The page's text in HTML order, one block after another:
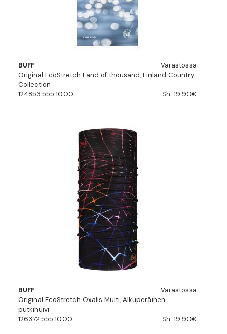
BUFF
Varastossa
Original EcoStretch Land of thousand, Finland Country
Collection
124853.555.10.00
Sh. 19.90€
BUFF
Varastossa
Original EcoStretch Oxalis Multi, Alkuperäinen
putkihuivi
126372.555.10.00
Sh. 19.90€